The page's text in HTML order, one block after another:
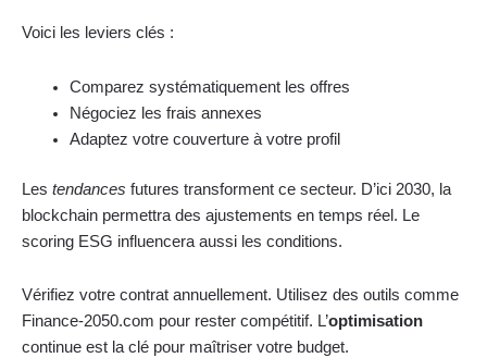
Voici les leviers clés :
Comparez systématiquement les offres
Négociez les frais annexes
Adaptez votre couverture à votre profil
Les tendances futures transforment ce secteur. D’ici 2030, la
blockchain permettra des ajustements en temps réel. Le
scoring ESG influencera aussi les conditions.
Vérifiez votre contrat annuellement. Utilisez des outils comme
Finance-2050.com pour rester compétitif. L’optimisation
continue est la clé pour maîtriser votre budget.